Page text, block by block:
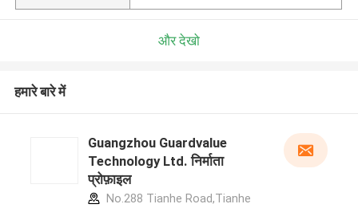
और देखो
हमारे बारे में
Guangzhou Guardvalue
Technology Ltd. निर्माता
प्रोफ़ाइल
No.288 Tianhe Road,Tianhe